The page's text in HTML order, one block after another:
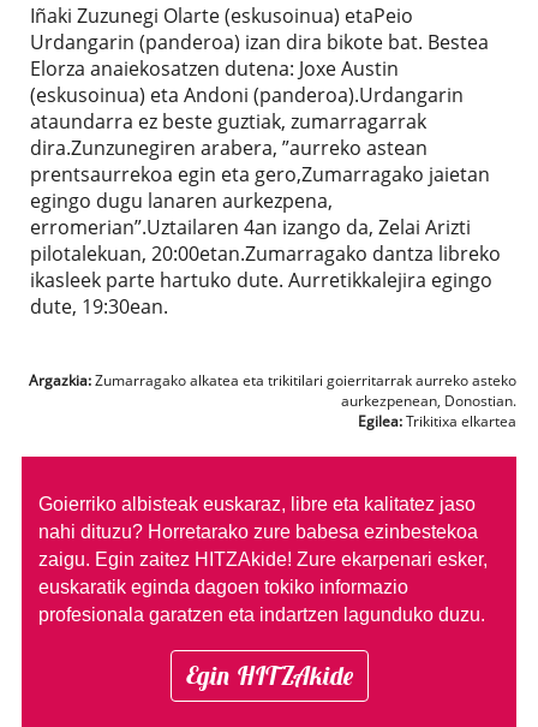
Iñaki Zuzunegi Olarte (eskusoinua) etaPeio
Urdangarin (panderoa) izan dira bikote bat. Bestea
Elorza anaiekosatzen dutena: Joxe Austin
(eskusoinua) eta Andoni (panderoa).Urdangarin
ataundarra ez beste guztiak, zumarragarrak
dira.Zunzunegiren arabera, ”aurreko astean
prentsaurrekoa egin eta gero,Zumarragako jaietan
egingo dugu lanaren aurkezpena,
erromerian”.Uztailaren 4an izango da, Zelai Arizti
pilotalekuan, 20:00etan.Zumarragako dantza libreko
ikasleek parte hartuko dute. Aurretikkalejira egingo
dute, 19:30ean.
Argazkia:Zumarragako alkatea eta trikitilari goierritarrak aurreko asteko
aurkezpenean, Donostian.
Egilea:Trikitixa elkartea
Goierriko albisteak euskaraz, libre eta kalitatez jaso
nahi dituzu? Horretarako zure babesa ezinbestekoa
zaigu. Egin zaitez HITZAkide! Zure ekarpenari esker,
euskaratik eginda dagoen tokiko informazio
profesionala garatzen eta indartzen lagunduko duzu.
Egin HITZAkide